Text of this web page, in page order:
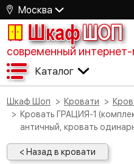
Москва
ШкафШОП
современный
Каталог
Шкаф Шоп Кровати
Кровать ГРАЦИЯ-1 (комплект) 900х2000, цвет Белый
античный, кровать
< Назад в кровати